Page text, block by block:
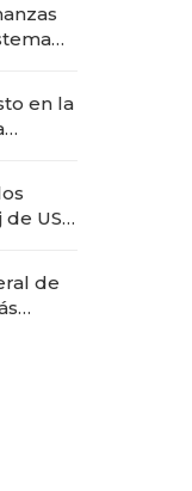
en la
US$
de